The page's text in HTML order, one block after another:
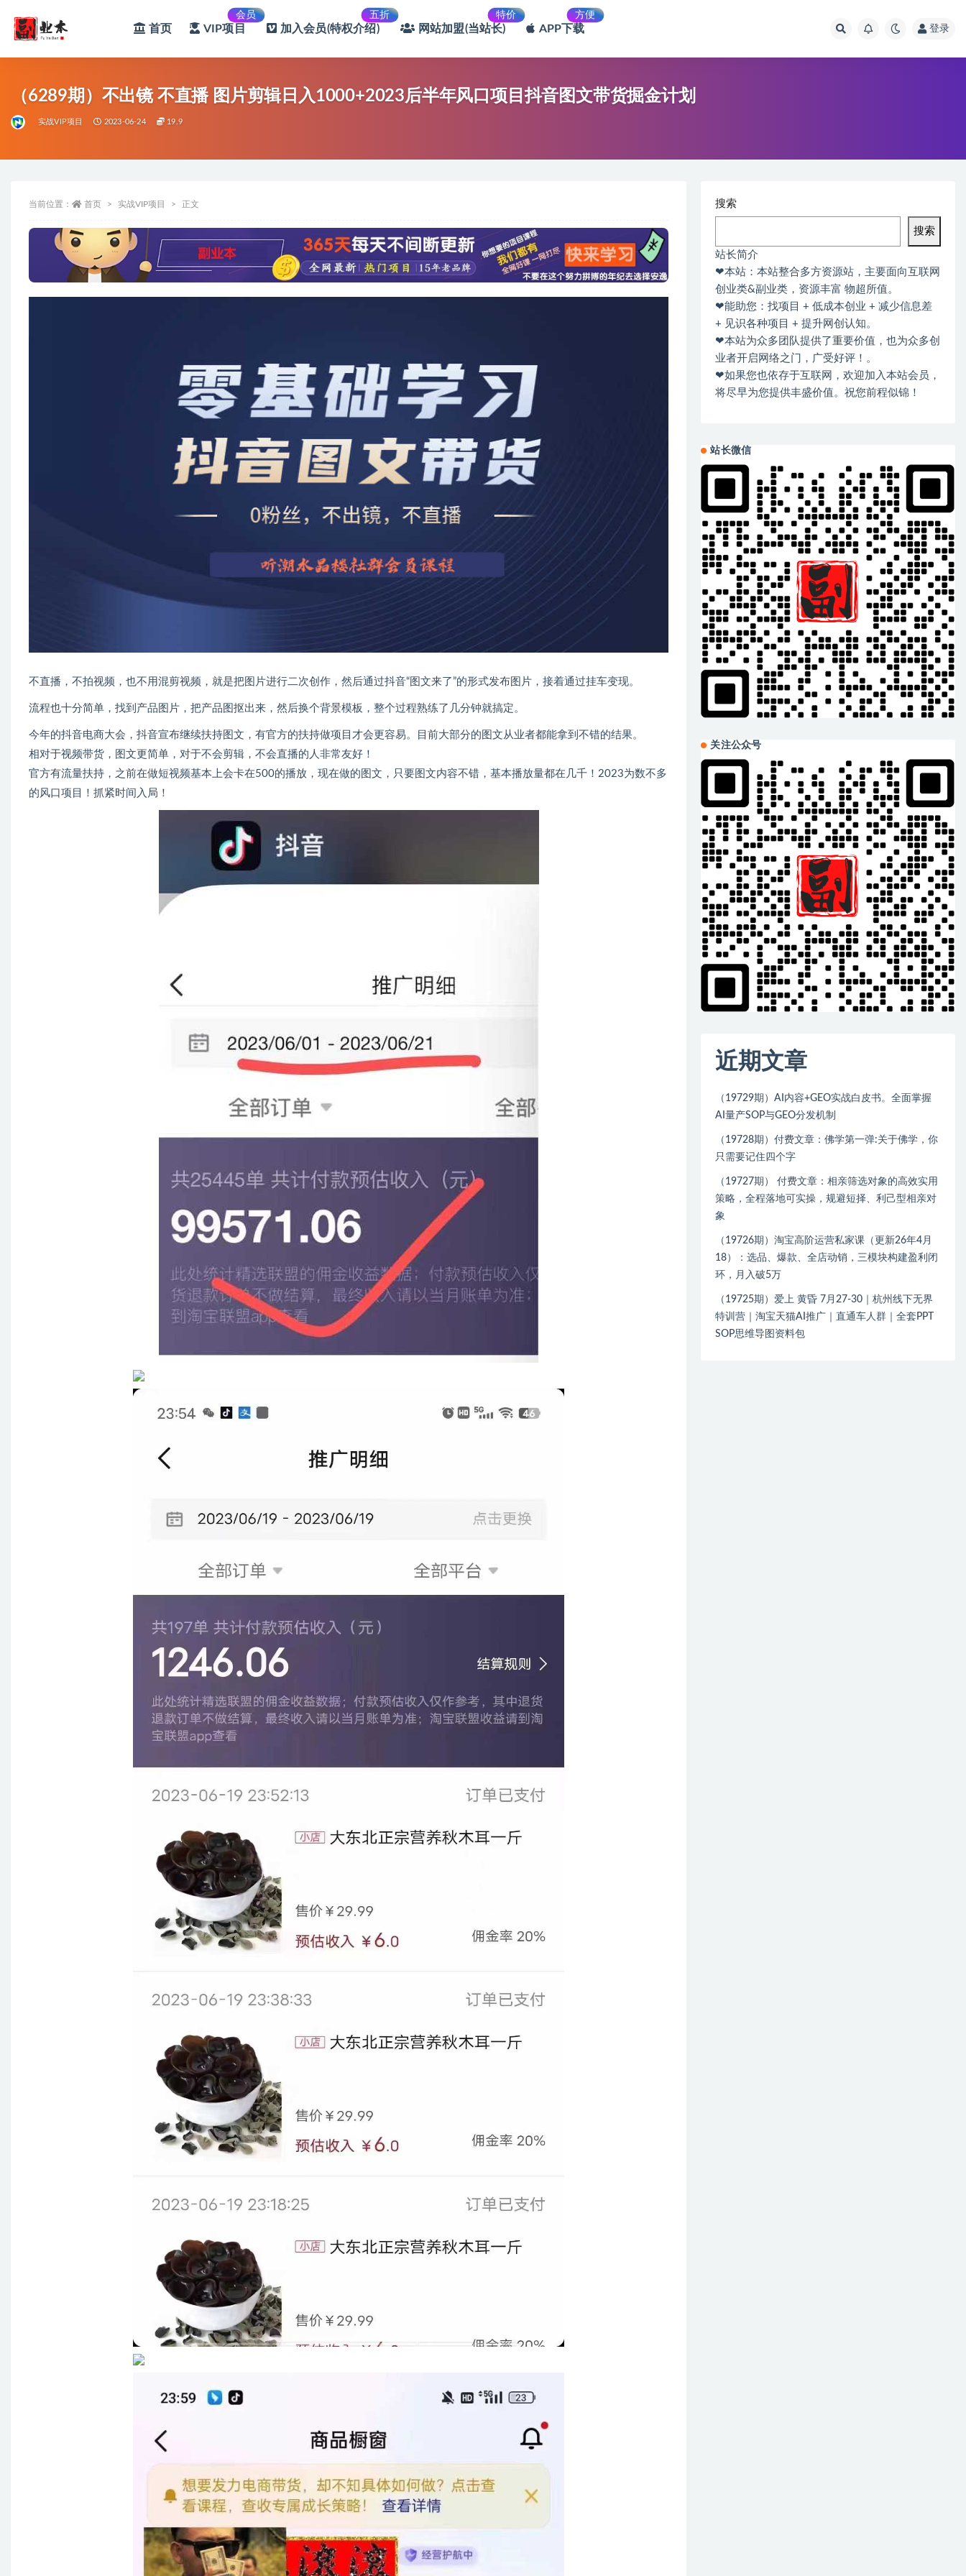
首页 VIP项目
会员
加入会员(特权介绍)
五折
网站加盟(当站长)
特价
APP下载
方便
登录
（6289期）不出镜 不直播 图片剪辑日入1000+2023后半年风口项目抖音图文带货掘金计划
实战VIP项目 2023-06-24 19.9
当前位置： 首页 实战VIP项目 正文
不直播，不拍视频，也不用混剪视频，就是把图片进行二次创作，然后通过抖音“图文来了”的形式发布图片，接着通过挂车变现。
流程也十分简单，找到产品图片，把产品图抠出来，然后换个背景模板，整个过程熟练了几分钟就搞定。
今年的抖音电商大会，抖音宣布继续扶持图文，有官方的扶持做项目才会更容易。目前大部分的图文从业者都能拿到不错的结果。
相对于视频带货，图文更简单，对于不会剪辑，不会直播的人非常友好！
官方有流量扶持，之前在做短视频基本上会卡在500的播放，现在做的图文，只要图文内容不错，基本播放量都在几千！2023为数不多
的风口项目！抓紧时间入局！
搜索
搜索
站长简介
❤本站：本站整合多方资源站，主要面向互联网
创业类&副业类，资源丰富 物超所值。
❤能助您：找项目 + 低成本创业 + 减少信息差
+ 见识各种项目 + 提升网创认知。
❤本站为众多团队提供了重要价值，也为众多创
业者开启网络之门，广受好评！。
❤如果您也依存于互联网，欢迎加入本站会员，
将尽早为您提供丰盛价值。祝您前程似锦！
站长微信
关注公众号
近期文章
（19729期）AI内容+GEO实战白皮书。全面掌握
AI量产SOP与GEO分发机制
（19728期）付费文章：佛学第一弹:关于佛学，你
只需要记住四个字
（19727期） 付费文章：相亲筛选对象的高效实用
策略，全程落地可实操，规避短择、利己型相亲对
象
（19726期）淘宝高阶运营私家课（更新26年4月
18）：选品、爆款、全店动销，三模块构建盈利闭
环，月入破5万
（19725期）爱上 黄昏 7月27-30｜杭州线下无界
特训营｜淘宝天猫AI推广｜直通车人群｜全套PPT
SOP思维导图资料包